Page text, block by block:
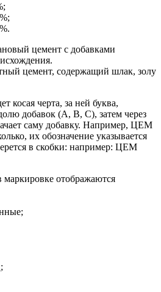
цемент с добавками
цемент, содержащий шлак, золу
косая черта, за ней буква,
добавок (A, B, C), затем через
саму добавку. Например, ЦЕМ
их обозначение указывается
в скобки: например: ЦЕМ
отображаются